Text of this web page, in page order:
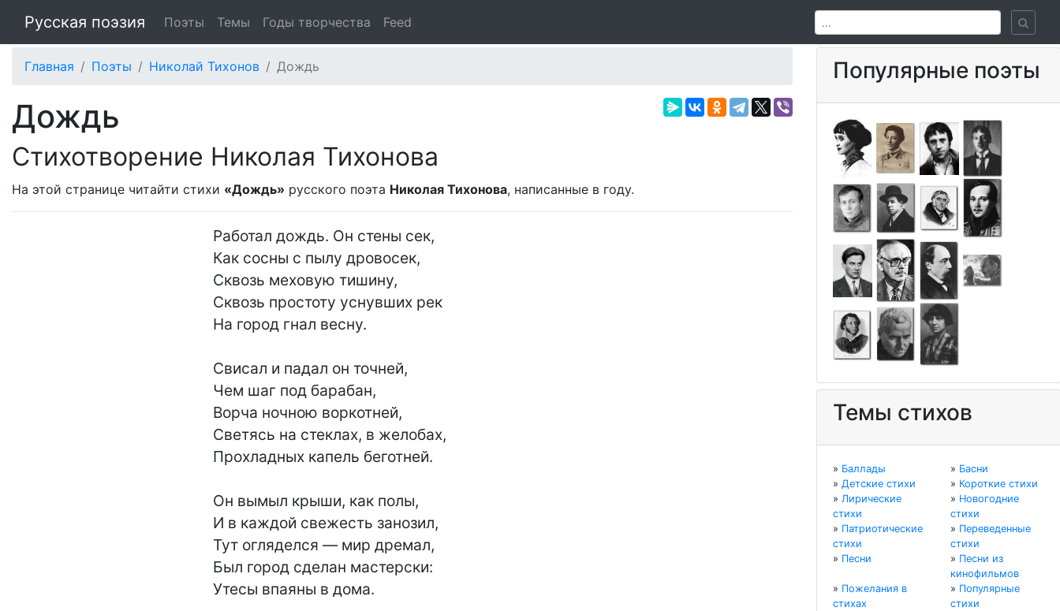
Русская поэзия Поэты Темы Годы творчества Feed
Главная Поэты Николай Тихонов Дождь
Дождь
Стихотворение Николая Тихонова
На этой странице читайти стихи «Дождь» русского поэта Николая Тихонова, написанные в году.
Работал дождь. Он стены сек,
Как сосны с пылу дровосек,
Сквозь меховую тишину,
Сквозь простоту уснувших рек
На город гнал весну.
Свисал и падал он точней,
Чем шаг под барабан,
Ворча ночною воркотней,
Светясь на стеклах, в желобах,
Прохладных капель беготней.
Он вымыл крыши, как полы,
И в каждой свежесть занозил,
Тут огляделся — мир дремал,
Был город сделан мастерски:
Утесы впаяны в дома.
Популярные поэты
Темы стихов
» Баллады » Басни
» Детские стихи » Короткие стихи
» Лирические
стихи
» Новогодние
стихи
» Патриотические
стихи
» Переведенные
стихи
» Песни » Песни из
кинофильмов
» Пожелания в
стихах
» Популярные
стихи